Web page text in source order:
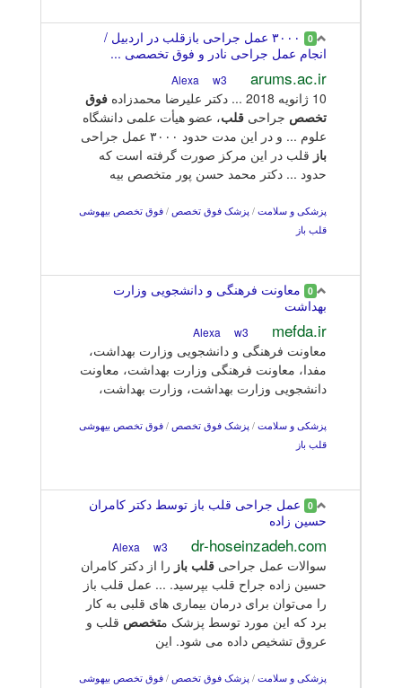
0
۳۰۰۰ عمل جراحی بازقلب در اردبیل /
انجام عمل جراحی نادر و فوق تخصصی ...
arums.ac.ir
w3
10 ژانويه 2018 ... دکتر علیرضا محمدزاده
فوق
تخصص جراحی قلب، عضو هیأت علمی دانشگاه
علوم ... و در این مدت حدود ۳۰۰۰ عمل جراحی
باز قلب در این مرکز صورت گرفته است که
حدود ... دکتر محمد حسن پور متخصص بیه
پزشکی و سلامت / پزشک فوق تخصص / فوق تخصص بیهوشی
قلب باز
0 معاونت فرهنگی و دانشجویی وزارت
بهداشت
mefda.ir
w3
معاونت فرهنگی و دانشجویی وزارت بهداشت،
مفدا، معاونت فرهنگی وزارت بهداشت، معاونت
دانشجویی وزارت بهداشت، وزارت بهداشت،
پزشکی و سلامت / پزشک فوق تخصص / فوق تخصص بیهوشی
قلب باز
0 عمل جراحی قلب باز توسط دکتر کامران
حسین زاده
dr-hoseinzadeh.com
w3
سوالات عمل جراحی قلب باز را از دکتر کامران
حسین زاده جراح قلب بپرسید. ... عمل قلب باز
را می‌توان برای درمان بیماری‌ های قلبی به کار
برد که این مورد توسط پزشک متخصص قلب و
عروق تشخیص داده می شود. این
پزشکی و سلامت / پزشک فوق تخصص / فوق تخصص بیهوشی